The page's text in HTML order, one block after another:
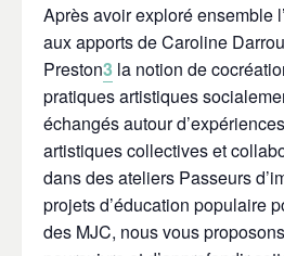
Après avoir exploré ensemble
aux apports de Caroline
Preston3 la notion de
pratiques artistiques
échangés autour
artistiques collectives et
dans des ateliers Passeurs
projets d’éducation populaire
des MJC, nous vous